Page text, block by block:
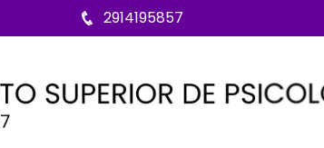
2914195857